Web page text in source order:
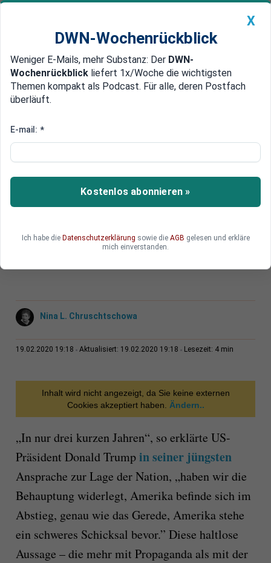
Newsticker MEIN DWN: Geldanlage Premium
Edelmetalle DWN-Magazin China
Völker, hört die Signale:
Mr. President war einmal. Jetzt heißt es:
Kamerad Trump. Nina L. Chruschtschowa,
Politikwissenschaftlerin und Enkelin von Nikita
Diktatoren wie Josef Stalin und Kim Jong-un
immer ähnlicher wird. Eine erschreckende
Nina L. Chruschtschowa
19.02.2020 19:18 Aktualisiert: 19.02.2020 19:18 Lesezeit: 4 min
Inhalt wird nicht angezeigt, da Sie keine externen
Cookies akzeptiert haben.
Ändern..
„In nur drei kurzen Jahren“, so erklärte US-
Präsident Donald Trumpin seiner jüngsten
Ansprache zur Lage der Nation, „haben wir die
Behauptung widerlegt, Amerika befinde sich im
Abstieg, genau wie das Gerede, Amerika stehe
ein schweres Schicksal bevor.” Diese haltlose
Aussage – die mehr mit Propaganda als mit der
X
DWN-Wochenrückblick
Weniger E-Mails, mehr Substanz: Der DWN-
Wochenrückblick liefert 1x/Woche die wichtigsten
Themen kompakt als Podcast. Für alle, deren Postfach
überläuft.
E-mail: *
Kostenlos abonnieren »
Ich habe die Datenschutzerklärung sowie die AGB gelesen und erkläre
mich einverstanden.